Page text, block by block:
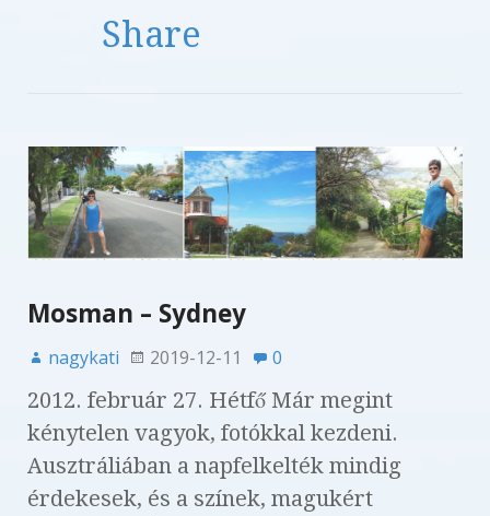
Share
Mosman – Sydney
nagykati 2019-12-11 0
2012. február 27. Hétfő Már megint
kénytelen vagyok, fotókkal kezdeni.
Ausztráliában a napfelkelték mindig
érdekesek, és a színek, magukért